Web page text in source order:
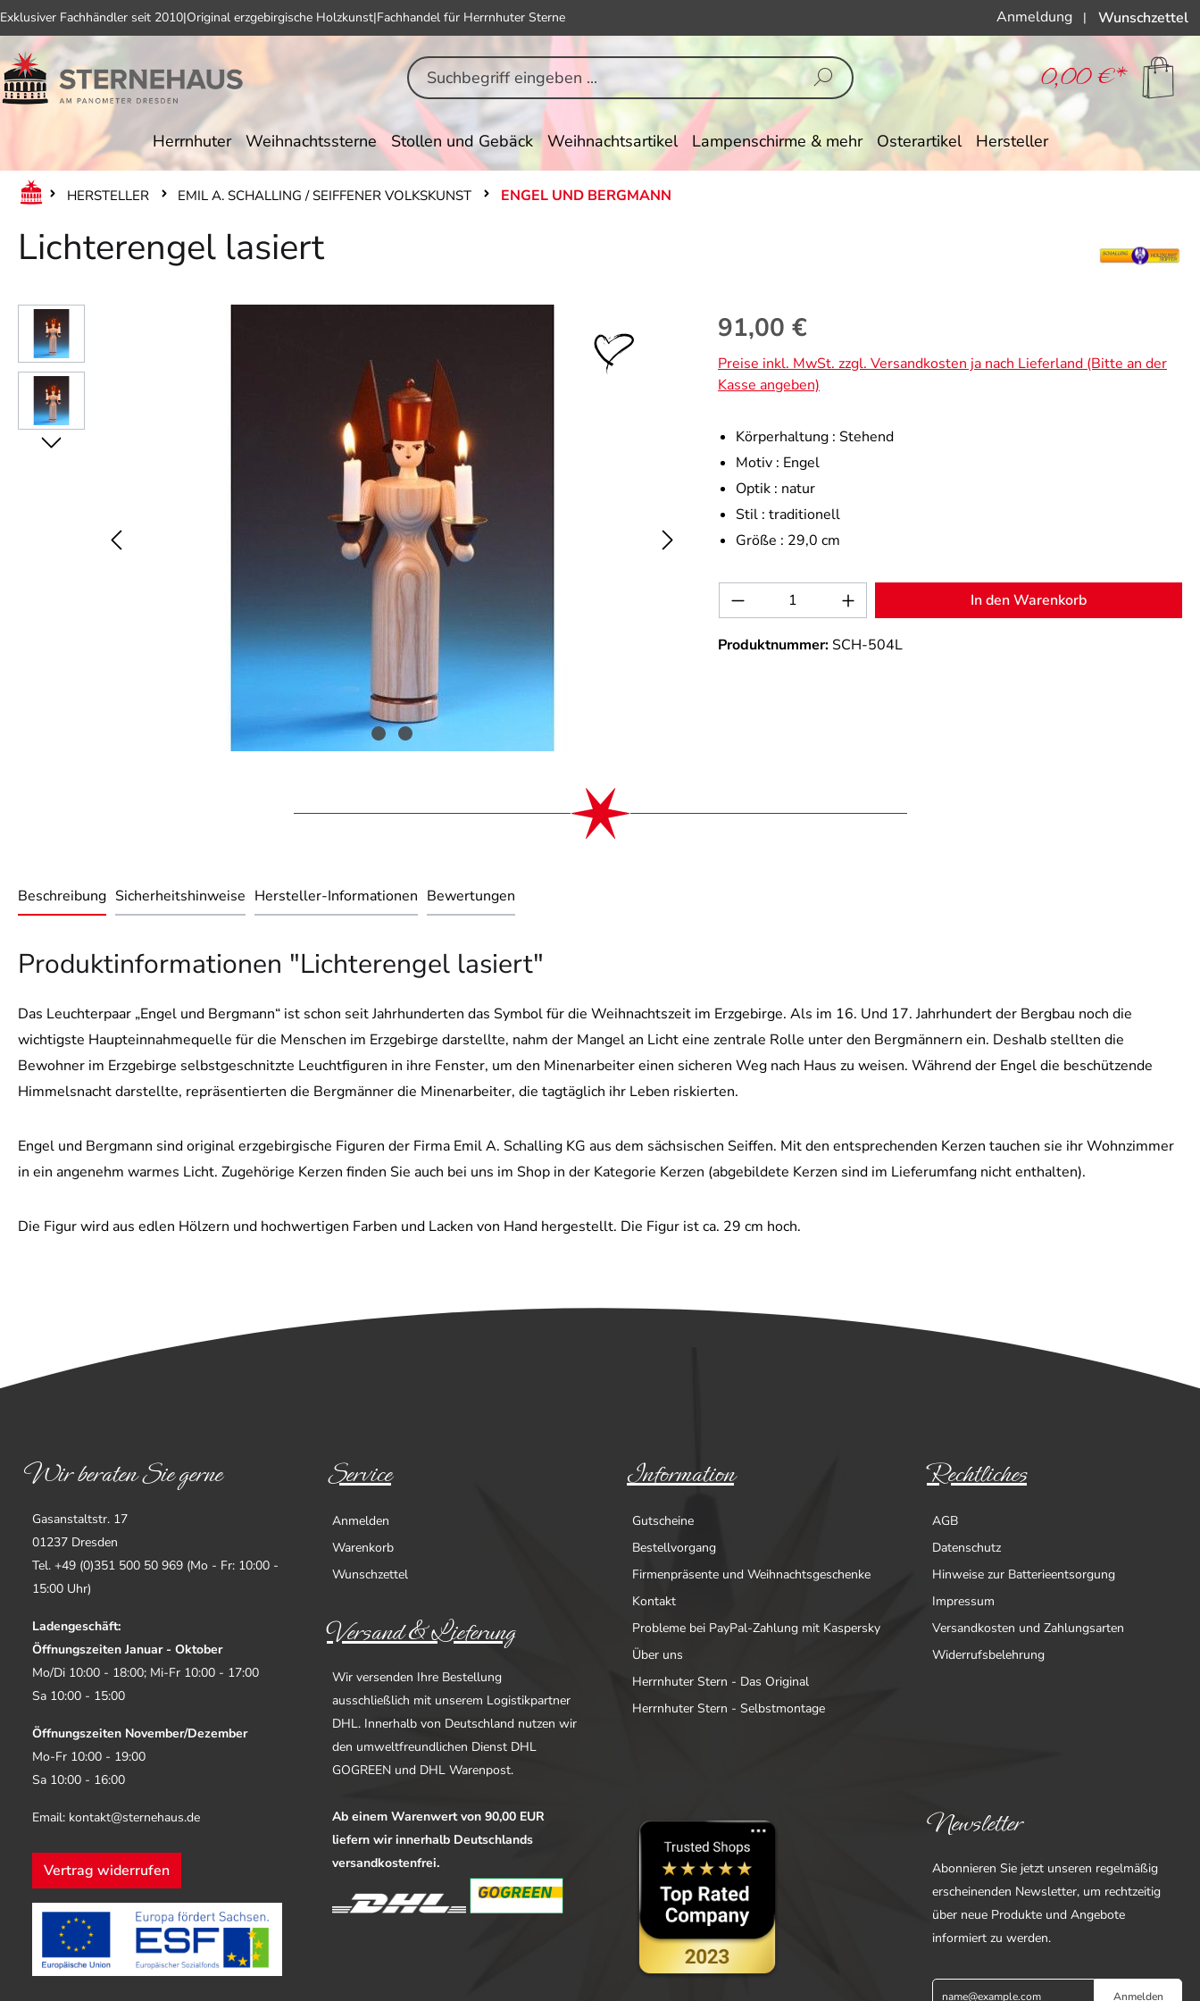
Hauptinhalt springen
Zur Suche springen
Zur Hauptnavigation springen
Exklusiver Fachhändler seit 2010|Original erzgebirgische Holzkunst|Fachhandel für Herrnhuter Sterne Anmeldung | Wunschzettel
0,00 €*
Herrnhuter Weihnachtssterne Stollen und Gebäck Weihnachtsartikel Lampenschirme & mehr Osterartikel Hersteller
HERSTELLER EMIL A. SCHALLING / SEIFFENER VOLKSKUNST ENGEL UND BERGMANN
Lichterengel lasiert
Bildergalerie überspringen Regulärer Preis:
91,00 €
Preise inkl. MwSt. zzgl. Versandkosten ja nach Lieferland (Bitte an der
Kasse angeben)
Körperhaltung : Stehend
Motiv : Engel
Optik : natur
Stil : traditionell
Größe : 29,0 cm
Produkt Anzahl: Gib den gewünschten Wert ein
In den Warenkorb
Produktnummer: SCH-504L
Beschreibung Sicherheitshinweise Hersteller-Informationen Bewertungen
Produktinformationen "Lichterengel lasiert"
Das Leuchterpaar „Engel und Bergmann“ ist schon seit Jahrhunderten das Symbol für die Weihnachtszeit im Erzgebirge. Als im 16. Und 17. Jahrhundert der Bergbau noch die
wichtigste Haupteinnahmequelle für die Menschen im Erzgebirge darstellte, nahm der Mangel an Licht eine zentrale Rolle unter den Bergmännern ein. Deshalb stellten die
Bewohner im Erzgebirge selbstgeschnitzte Leuchtfiguren in ihre Fenster, um den Minenarbeiter einen sicheren Weg nach Haus zu weisen. Während der Engel die beschützende
Himmelsnacht darstellte, repräsentierten die Bergmänner die Minenarbeiter, die tagtäglich ihr Leben riskierten.
Engel und Bergmann sind original erzgebirgische Figuren der Firma Emil A. Schalling KG aus dem sächsischen Seiffen. Mit den entsprechenden Kerzen tauchen sie ihr Wohnzimmer
in ein angenehm warmes Licht. Zugehörige Kerzen finden Sie auch bei uns im Shop in der Kategorie Kerzen (abgebildete Kerzen sind im Lieferumfang nicht enthalten).
Die Figur wird aus edlen Hölzern und hochwertigen Farben und Lacken von Hand hergestellt. Die Figur ist ca. 29 cm hoch.
Wir beraten Sie gerne
Gasanstaltstr. 17
01237 Dresden
Tel. +49 (0)351 500 50 969 (Mo - Fr: 10:00 -
15:00 Uhr)
Ladengeschäft:
Öffnungszeiten Januar - Oktober
Mo/Di 10:00 - 18:00; Mi-Fr 10:00 - 17:00
Sa 10:00 - 15:00
Öffnungszeiten November/Dezember
Mo-Fr 10:00 - 19:00
Sa 10:00 - 16:00
Email: kontakt@sternehaus.de
Vertrag widerrufen
Service
Anmelden
Warenkorb
Wunschzettel
Information
Gutscheine
Bestellvorgang
Firmenpräsente und Weihnachtsgeschenke
Kontakt
Probleme bei PayPal-Zahlung mit Kaspersky
Über uns
Herrnhuter Stern - Das Original
Herrnhuter Stern - Selbstmontage
Rechtliches
AGB
Datenschutz
Hinweise zur Batterieentsorgung
Impressum
Versandkosten und Zahlungsarten
Widerrufsbelehrung
Versand & Lieferung
Wir versenden Ihre Bestellung
ausschließlich mit unserem Logistikpartner
DHL. Innerhalb von Deutschland nutzen wir
den umweltfreundlichen Dienst DHL
GOGREEN und DHL Warenpost.
Ab einem Warenwert von 90,00 EUR
liefern wir innerhalb Deutschlands
versandkostenfrei.
Newsletter
Abonnieren Sie jetzt unseren regelmäßig
erscheinenden Newsletter, um rechtzeitig
über neue Produkte und Angebote
informiert zu werden.
Anmelden